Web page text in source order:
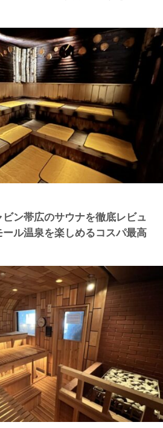
ビン帯広のサウナを徹底レビュ
ル温泉を楽しめるコスパ最高